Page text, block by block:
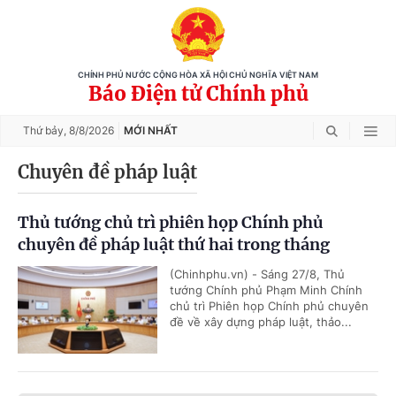
CHÍNH PHỦ NƯỚC CỘNG HÒA XÃ HỘI CHỦ NGHĨA VIỆT NAM
Báo Điện tử Chính phủ
Thứ bảy, 8/8/2026 MỚI NHẤT
Chuyên đề pháp luật
Thủ tướng chủ trì phiên họp Chính phủ
chuyên đề pháp luật thứ hai trong tháng
(Chinhphu.vn) - Sáng 27/8, Thủ
tướng Chính phủ Phạm Minh Chính
chủ trì Phiên họp Chính phủ chuyên
đề về xây dựng pháp luật, thảo...